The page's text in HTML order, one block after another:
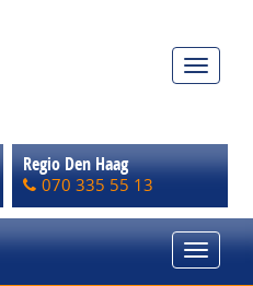
Toggle
Regio Den Haag
070 335 55 13
Toggle